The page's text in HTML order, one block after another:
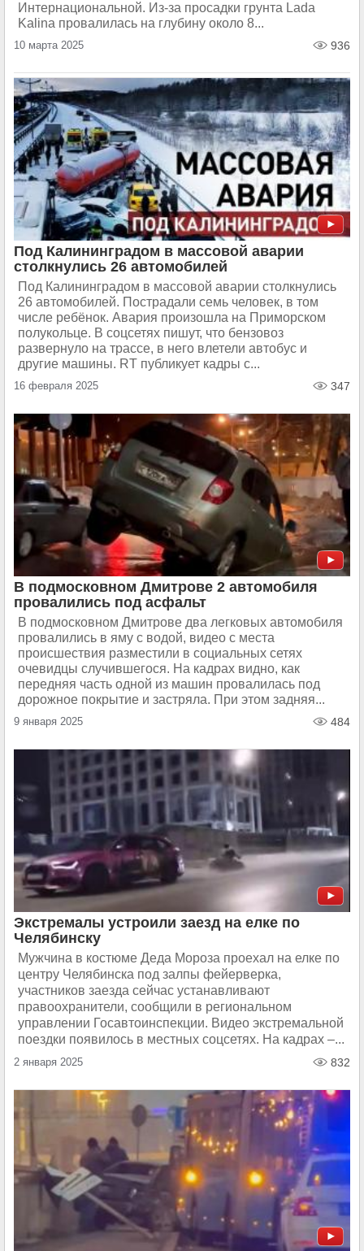
Интернациональной. Из-за просадки грунта Lada
Kalina провалилась на глубину около 8...
10 марта 2025 936
Под Калининградом в массовой аварии
столкнулись 26 автомобилей
Под Калининградом в массовой аварии столкнулись
26 автомобилей. Пострадали семь человек, в том
числе ребёнок. Авария произошла на Приморском
полукольце. В соцсетях пишут, что бензовоз
развернуло на трассе, в него влетели автобус и
другие машины. RT публикует кадры с...
16 февраля 2025 347
В подмосковном Дмитрове 2 автомобиля
провалились под асфальт
В подмосковном Дмитрове два легковых автомобиля
провалились в яму с водой, видео с места
происшествия разместили в социальных сетях
очевидцы случившегося. На кадрах видно, как
передняя часть одной из машин провалилась под
дорожное покрытие и застряла. При этом задняя...
9 января 2025 484
Экстремалы устроили заезд на елке по
Челябинску
Мужчина в костюме Деда Мороза проехал на елке по
центру Челябинска под залпы фейерверка,
участников заезда сейчас устанавливают
правоохранители, сообщили в региональном
управлении Госавтоинспекции. Видео экстремальной
поездки появилось в местных соцсетях. На кадрах –...
2 января 2025 832